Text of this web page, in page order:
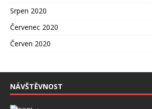
Srpen 2020
Červenec 2020
Červen 2020
NÁVŠTĚVNOST